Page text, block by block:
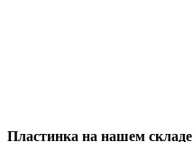
Пластинка на нашем складе